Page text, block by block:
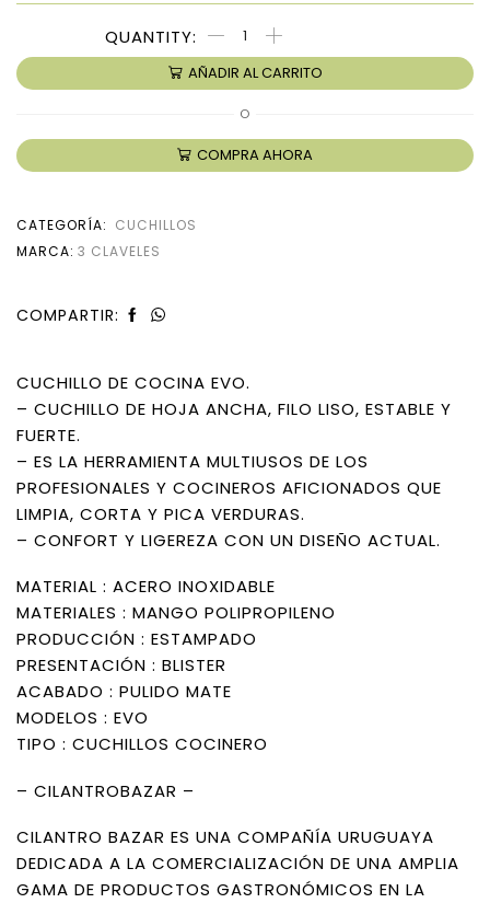
AÑADIR AL CARRITO
O
COMPRA AHORA
CATEGORÍA: CUCHILLOS
MARCA: 3 CLAVELES
COMPARTIR:
CUCHILLO DE COCINA EVO.
– CUCHILLO DE HOJA ANCHA, FILO LISO, ESTABLE Y
FUERTE.
– ES LA HERRAMIENTA MULTIUSOS DE LOS
PROFESIONALES Y COCINEROS AFICIONADOS QUE
LIMPIA, CORTA Y PICA VERDURAS.
– CONFORT Y LIGEREZA CON UN DISEÑO ACTUAL.
MATERIAL : ACERO INOXIDABLE
MATERIALES : MANGO POLIPROPILENO
PRODUCCIÓN : ESTAMPADO
PRESENTACIÓN : BLISTER
ACABADO : PULIDO MATE
MODELOS : EVO
TIPO : CUCHILLOS COCINERO
– CILANTROBAZAR –
CILANTRO BAZAR ES UNA COMPAÑÍA URUGUAYA
DEDICADA A LA COMERCIALIZACIÓN DE UNA AMPLIA
GAMA DE PRODUCTOS GASTRONÓMICOS EN LA